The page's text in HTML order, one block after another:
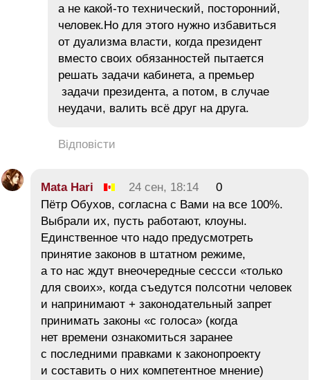
а не какой-то технический, посторонний,
человек.Но для этого нужно избавиться
от дуализма власти, когда президент
вместо своих обязанностей пытается
решать задачи кабинета, а премьер
задачи президента, а потом, в случае
неудачи, валить всё друг на друга.
Відповісти
Mata Hari 24 сен, 18:14
0
Пётр Обухов, согласна с Вами на все 100%.
Выбрали их, пусть работают, клоуны.
Единственное что надо предусмотреть
принятие законов в штатном режиме,
а то нас ждут внеочередные сессси «только
для своих», когда съедутся полсотни человек
и напринимают + законодательный запрет
принимать законы «с голоса» (когда
нет времени ознакомиться заранее
с последними правками к законопроекту
и составить о них компетентное мнение)